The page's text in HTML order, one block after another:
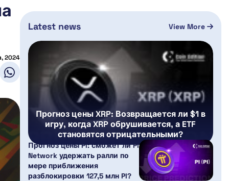
2024
Latest news View More
Прогноз цены XRP: Возвращается ли $1 в
игру, когда XRP обрушивается, а ETF
становятся отрицательными?
Прогноз цены PI: сможет ли Pi
Network удержать ралли по
мере приближения
разблокировки 127,5 млн PI?